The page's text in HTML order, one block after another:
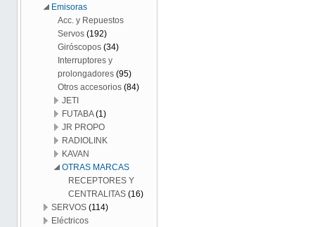
Emisoras
Acc. y Repuestos
Servos (192)
Giróscopos (34)
Interruptores y
prolongadores (95)
Otros accesorios (84)
JETI
FUTABA (1)
JR PROPO
RADIOLINK
KAVAN
OTRAS MARCAS
RECEPTORES Y
CENTRALITAS (16)
SERVOS (114)
Eléctricos